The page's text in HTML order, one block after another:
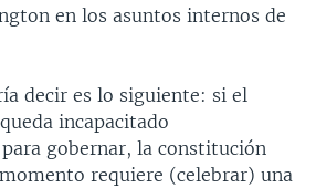
en los asuntos internos de
decir es lo siguiente: si el
incapacitado
gobernar, la constitución
requiere (celebrar) una